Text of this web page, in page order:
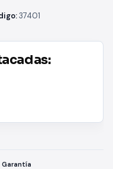
37401
Garantía